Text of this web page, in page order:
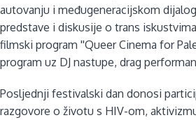
autovanju i međugeneracijskom
predstave i diskusije o trans
filmski program ''Queer Cinema for
program uz DJ nastupe, drag
Posljednji festivalski dan donosi
razgovore o životu s HIV-om,